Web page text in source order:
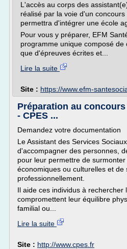
L'accès au corps des
réalisé par la voie d'un
permettra d'intégrer une école
Pour vous y préparer, EFM
programme unique composé de
que d'épreuves écrites et...
Lire la suite
Site : https://www.efm-
Préparation au
- CPES ...
Demandez votre documentation
Le Assistant des Services
d'accompagner des personnes,
pour leur permettre de
économiques ou culturelles et
professionnellement.
Il aide ces individus à rechercher
compromettent leur équilibre
familial ou...
Lire la suite
Site : http://www.cpes.fr